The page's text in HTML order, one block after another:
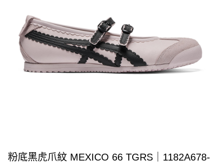
粉底黑虎爪紋 MEXICO 66 TGRS｜1182A678-